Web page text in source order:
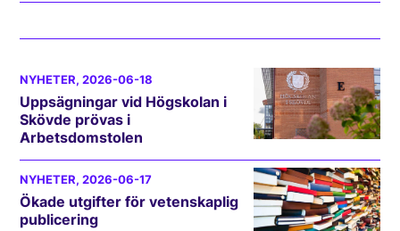
NYHETER, 2026-06-18
Uppsägningar vid Högskolan i
Skövde prövas i
Arbetsdomstolen
NYHETER, 2026-06-17
Ökade utgifter för vetenskaplig
publicering